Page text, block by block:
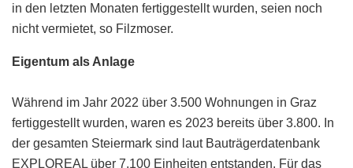
in den letzten Monaten fertiggestellt wurden, seien noch
nicht vermietet, so Filzmoser.
Eigentum als Anlage
Während im Jahr 2022 über 3.500 Wohnungen in Graz
fertiggestellt wurden, waren es 2023 bereits über 3.800. In
der gesamten Steiermark sind laut Bauträgerdatenbank
EXPLOREAL über 7.100 Einheiten entstanden. Für das